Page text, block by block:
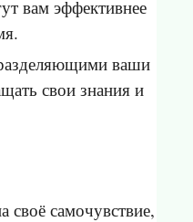
вам эффективнее
ваши
свои знания и
своё самочувствие,